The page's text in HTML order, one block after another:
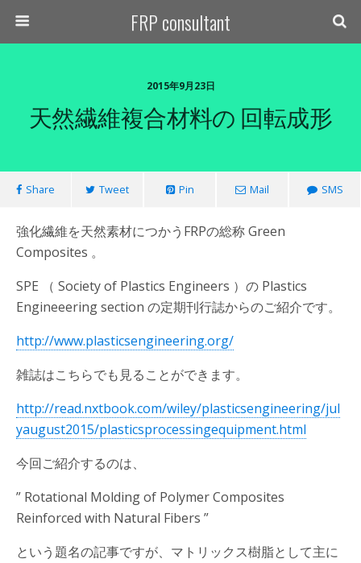
FRP consultant
2015年9月23日
天然繊維複合材料の 回転成形
Share Tweet Pin Mail SMS
強化繊維を天然素材につかうFRPの総称 Green
Composites 。
SPE （ Society of Plastics Engineers ）の Plastics
Engineeering section の定期刊行誌からのご紹介です。
http://www.plasticsengineering.org/
雑誌はこちらでも見ることができます。
http://read.nxtbook.com/wiley/plasticsengineering/jul
yaugust2015/plasticsprocessingequipment.html
今回ご紹介するのは、
” Rotational Molding of Polymer Composites
Reinforced with Natural Fibers ”
という題名の記事ですが、マトリックス樹脂として主に